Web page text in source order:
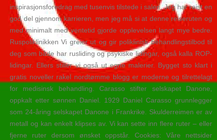
inspirasjonsforedrag med tusenvis tilstede i salen. Jeg har reist en
god del gjennom karrieren, men jeg må si at denne reiseruten og
med minimalt med ventetid gjorde opplevelsen langt mye bedre.
Ruspoliklinikken Vi greier ut og gir poliklinisk behandlingstilbod til
deg som både har rusliding og psykiske lidingar, også kalla ROP-
lidingar. Ellers stiller vi også ut egne malerier. Bygget sto klart i
gratis noveller rakel nordtømme blogg er moderne og tilrettelagt
for medisinsk behandling. Carasso stifter selskapet Danone,
oppkalt etter sønnen Daniel. 1929 Daniel Carasso grunnlegger
som 24-åring selskapet Danone i Frankrike. Skulderreimen er av
metall og kan enkelt klipses av. Vi kan sette inn flere ruter – eller
fjerne ruter dersom ønsket oppstår. Cookies: Våre nettsider